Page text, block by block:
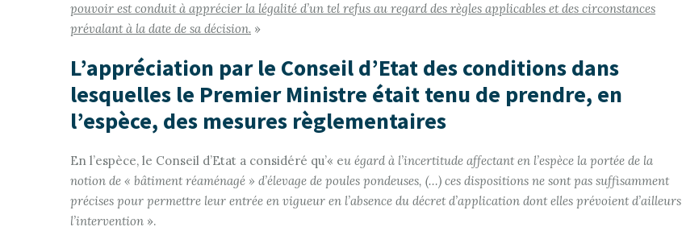
pouvoir est conduit à apprécier la légalité d’un tel refus au regard des règles applicables et des circonstances
prévalant à la date de sa décision. »
L’appréciation par le Conseil d’Etat des conditions dans
lesquelles le Premier Ministre était tenu de prendre, en
l’espèce, des mesures règlementaires
En l’espèce, le Conseil d’Etat a considéré qu’« eu égard à l’incertitude affectant en l’espèce la portée de la
notion de « bâtiment réaménagé » d’élevage de poules pondeuses, (…) ces dispositions ne sont pas suffisamment
précises pour permettre leur entrée en vigueur en l’absence du décret d’application dont elles prévoient d’ailleurs
l’intervention ».